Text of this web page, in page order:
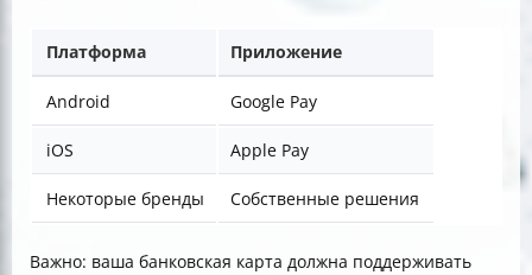
Платформа Приложение
Android Google Pay
iOS Apple Pay
Некоторые бренды Собственные решения
Важно: ваша банковская карта должна поддерживать